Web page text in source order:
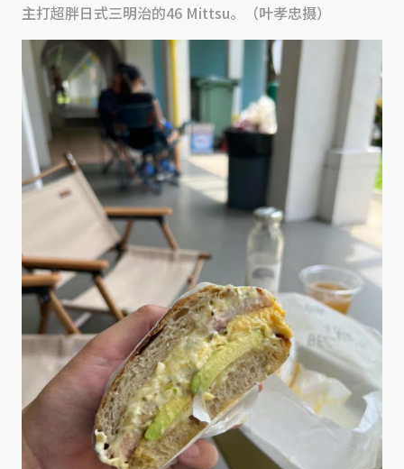
主打超胖日式三明治的46 Mittsu。（叶孝忠摄）